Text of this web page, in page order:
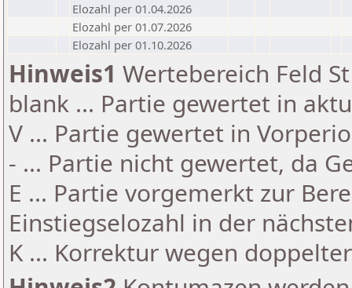
Elozahl per 01.04.2026
Elozahl per 01.07.2026
Elozahl per 01.10.2026
Hinweis1 Wertebereich Feld
blank ... Partie gewertet in
V ... Partie gewertet in
- ... Partie nicht gewertet, da
E ... Partie vorgemerkt zur
Einstiegselozahl in der
K ... Korrektur wegen